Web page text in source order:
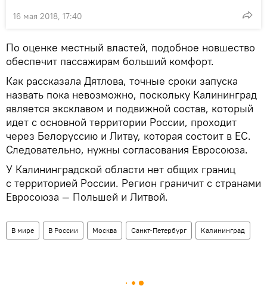
16 мая 2018, 17:40
По оценке местный властей, подобное новшество
обеспечит пассажирам больший комфорт.
Как рассказала Дятлова, точные сроки запуска
назвать пока невозможно, поскольку Калининград
является эксклавом и подвижной состав, который
идет с основной территории России, проходит
через Белоруссию и Литву, которая состоит в ЕС.
Следовательно, нужны согласования Евросоюза.
У Калининградской области нет общих границ
с территорией России. Регион граничит с странами
Евросоюза — Польшей и Литвой.
В мире В России Москва Санкт-Петербург Калининград